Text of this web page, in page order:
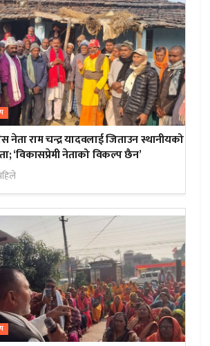
नेता राम चन्द्र यादवलाई जिताउन स्थानीयको
‘विकासप्रेमी नेताको विकल्प छैन’